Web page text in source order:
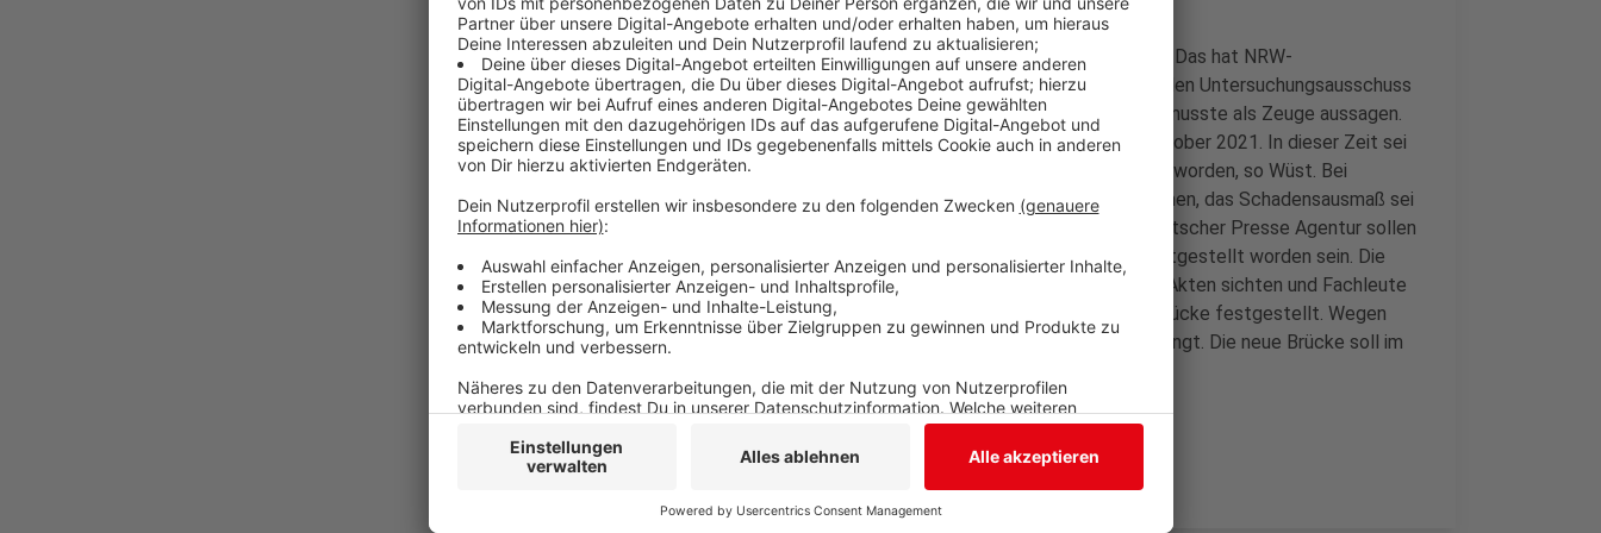
“Ich hatte keinen Anlass, genau zu diesem Projekt nachzufragen”. Das hat NRW-
Ministerpräsident Hendrik Wüst heute Vormittag in einem speziellen Untersuchungsausschuss
zur maroden Rahmede-Talbrücke bei Lüdenscheid gesagt. Wüst musste als Zeuge aussagen.
Es ging um seine Zeit als NRW-Verkehrsminister von 2017 bis Oktober 2021. In dieser Zeit sei
die Brücke nie mit akutem Handlungsbedarf an ihn herangetragen worden, so Wüst. Bei
Prüfungen habe die Talbrücke ab 2011 immer die Note 3 bekommen, das Schadensausmaß sei
so nicht erkennbar gewesen, so Wüst weiter. Allerdings: Laut Deutscher Presse Agentur sollen
bereits vor Wüsts Amtszeit “enorme Defizite” bei der Brücke festgestellt worden sein. Die
SPD im Landtag sieht weiteren Klärungsbedarf und will nochmal Akten sichten und Fachleute
vorladen. Experten hatten Ende 2021 schwere Schäden an der Brücke festgestellt. Wegen
Einsturzgefahr wurde sie sofort gesperrt und im Mai 2023 gesprengt. Die neue Brücke soll im
Anzeige